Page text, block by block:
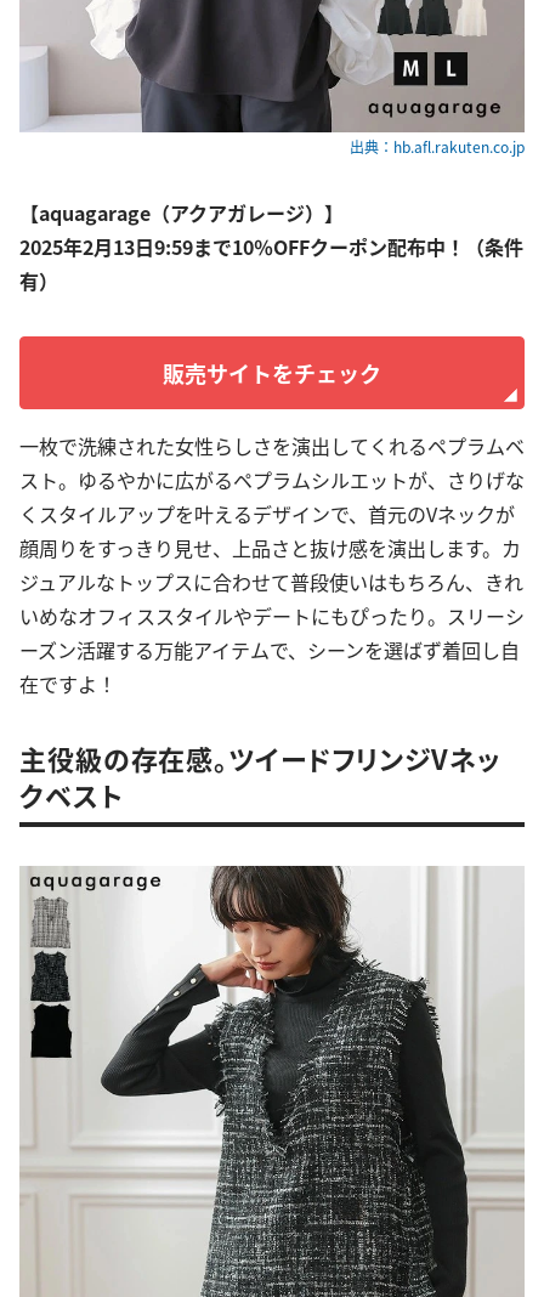
出典：hb.afl.rakuten.co.jp
【aquagarage（アクアガレージ）】
2025年2月13日9:59まで10％OFFクーポン配布中！（条件
有）
販売サイトをチェック
一枚で洗練された女性らしさを演出してくれるペプラムベ
スト。ゆるやかに広がるペプラムシルエットが、さりげな
くスタイルアップを叶えるデザインで、首元のVネックが
顔周りをすっきり見せ、上品さと抜け感を演出します。カ
ジュアルなトップスに合わせて普段使いはもちろん、きれ
いめなオフィススタイルやデートにもぴったり。スリーシ
ーズン活躍する万能アイテムで、シーンを選ばず着回し自
在ですよ！
主役級の存在感。ツイードフリンジVネッ
クベスト